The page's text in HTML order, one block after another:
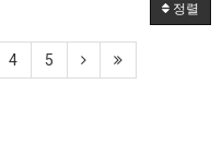
정렬
4 5